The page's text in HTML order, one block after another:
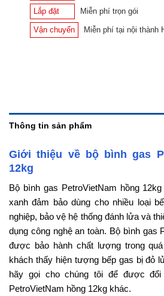
Lắp đặt Miễn phí trọn gói
Vận chuyển Miễn phí tại nội thành
Thông tin sản phẩm
Giới thiệu về bộ bình gas
12kg
Bộ bình gas PetroVietNam hồng
xanh đảm bảo dùng cho nhiều loại
nghiệp, bảo vệ hệ thống đánh lửa và
dụng công nghệ an toàn. Bộ bình gas
được bảo hành chất lượng trong
khách thấy hiện tượng bếp gas bị đỏ
hãy gọi cho chúng tôi để được
PetroVietNam hồng 12kg khác.